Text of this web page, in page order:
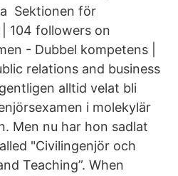
Sektionen för
104 followers on
- Dubbel kompetens |
relations and business
alltid velat bli
i molekylär
Men nu har hon sadlat
"Civilingenjör och
Teaching”. When